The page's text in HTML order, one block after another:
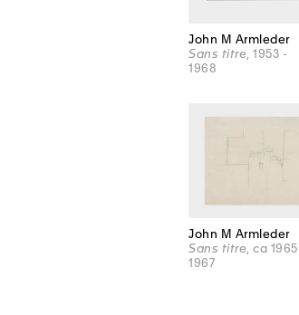
John M Armleder
Sans titre, 1953 -
1968
John M Armleder
Sans titre, ca
1967